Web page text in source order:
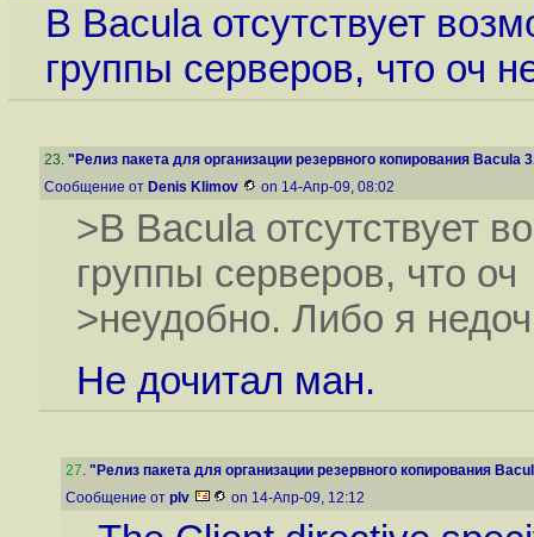
В Bacula отсутствует
группы серверов, что оч
23. "Релиз пакета для организации резервного копирования Bacula
Сообщение от Denis Klimov on 14-Апр-09, 08:02
>В Bacula отсутствует
группы серверов, что оч
>неудобно. Либо я
Не дочитал ман.
27. "Релиз пакета для организации резервного копирования
Сообщение от plv on 14-Апр-09, 12:12